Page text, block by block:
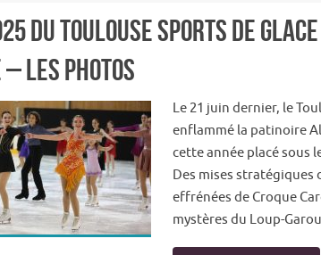
du Toulouse Sports de
Les photos
Le 21 juin dernier, le
enflammé la patinoire
cette année placé sous
Des mises stratégiques
effrénées de Croque
mystères du Loup-